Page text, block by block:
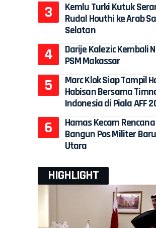
Kemlu Turki Kutuk
Rudal Houthi ke Arab
Selatan
Darije Kalezic Kembali
PSM Makassar
Marc Klok Siap Tampil
Habisan Bersama
Indonesia di Piala AFF
Hamas Kecam
Bangun Pos Militer
Utara
HIGHLIGHT